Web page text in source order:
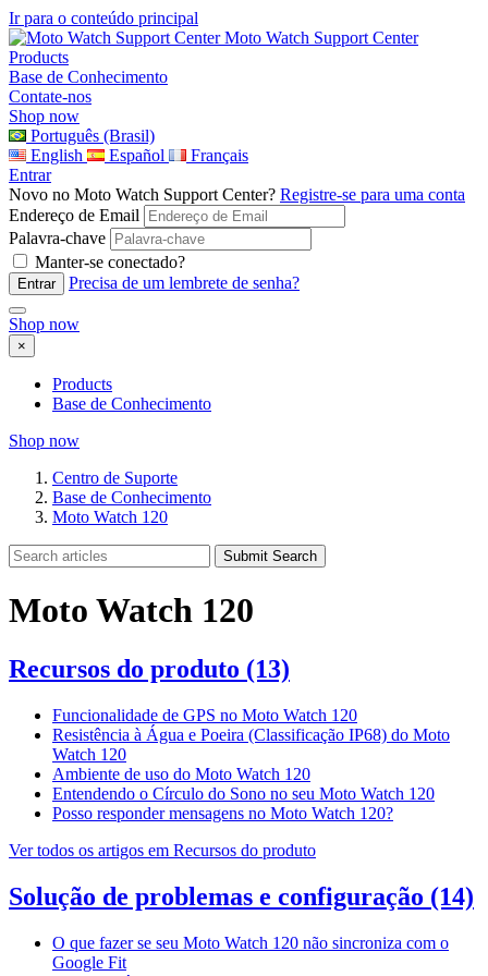
Ir para o conteúdo principal
Moto Watch Support Center
Products
Base de Conhecimento
Contate-nos
Shop now
Português (Brasil)
English
Español
Français
Entrar
Novo no Moto Watch Support Center? Registre-se para uma conta
Endereço de Email
Palavra-chave
Manter-se conectado?
Precisa de um lembrete de senha?
Shop now
×
Products
Base de Conhecimento
Shop now
Centro de Suporte
Base de Conhecimento
Moto Watch 120
Submit Search
Moto Watch 120
Recursos do produto (13)
Funcionalidade de GPS no Moto Watch 120
Resistência à Água e Poeira (Classificação IP68) do Moto
Watch 120
Ambiente de uso do Moto Watch 120
Entendendo o Círculo do Sono no seu Moto Watch 120
Posso responder mensagens no Moto Watch 120?
Ver todos os artigos em Recursos do produto
Solução de problemas e configuração (14)
O que fazer se seu Moto Watch 120 não sincroniza com o
Google Fit